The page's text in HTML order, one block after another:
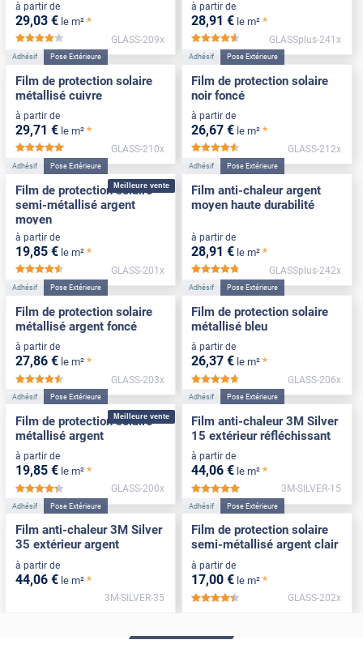
à partir de
29,03 € le m² *
*****
GLASS-209x
à partir de
28,91 € le m² *
*****
GLASSplus-241x
Adhésif Pose Extérieure
Film de protection solaire
métallisé cuivre
à partir de
29,71 € le m² *
*****
GLASS-210x
Adhésif Pose Extérieure
Film de protection solaire
noir foncé
à partir de
26,67 € le m² *
*****
GLASS-212x
Meilleure vente
Adhésif Pose Extérieure
Film de protection solaire
semi-métallisé argent
moyen
à partir de
19,85 € le m² *
*****
GLASS-201x
Adhésif Pose Extérieure
Film anti-chaleur argent
moyen haute durabilité
à partir de
28,91 € le m² *
*****
GLASSplus-242x
Adhésif Pose Extérieure
Film de protection solaire
métallisé argent foncé
à partir de
27,86 € le m² *
*****
GLASS-203x
Adhésif Pose Extérieure
Film de protection solaire
métallisé bleu
à partir de
26,37 € le m² *
*****
GLASS-206x
Meilleure vente
Adhésif Pose Extérieure
Film de protection solaire
métallisé argent
à partir de
19,85 € le m² *
*****
GLASS-200x
Adhésif Pose Extérieure
Film anti-chaleur 3M Silver
15 extérieur réfléchissant
à partir de
44,06 € le m² *
3M-SILVER-15
Adhésif Pose Extérieure
Film anti-chaleur 3M Silver
35 extérieur argent
à partir de
44,06 € le m² *
3M-SILVER-35
Adhésif Pose Extérieure
Film de protection solaire
semi-métallisé argent clair
à partir de
17,00 € le m² *
*****
GLASS-202x